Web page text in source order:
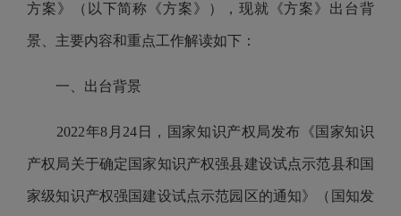
方案》（以下简称《方案》），现就《方案》出台背
景、主要内容和重点工作解读如下：
一、出台背景
2022年8月24日，国家知识产权局发布《国家知识
产权局关于确定国家知识产权强县建设试点示范县和国
家级知识产权强国建设试点示范园区的通知》（国知发